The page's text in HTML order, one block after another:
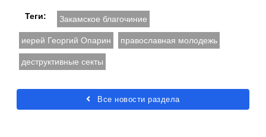
Теги: Закамское благочиние
иерей Георгий Опарин православная молодежь
деструктивные секты
Все новости раздела